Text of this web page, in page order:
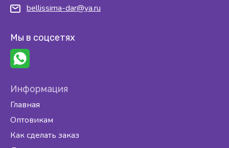
Информация
Главная
Оптовикам
Как сделать заказ
bellissima-dar@ya.ru
Мы в соцсетях